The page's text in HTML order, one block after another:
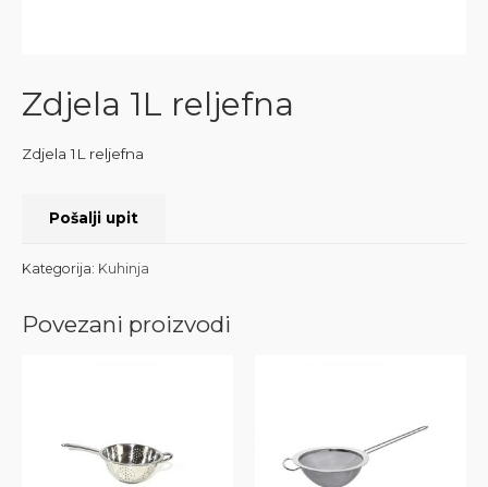
Zdjela 1L reljefna
Zdjela 1L reljefna
Pošalji upit
Kategorija: Kuhinja
Povezani proizvodi